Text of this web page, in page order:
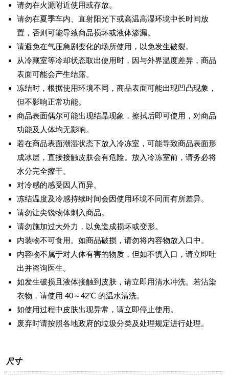
请勿在火源附近使用或存放。
请勿在夏季车内、直射阳光下或高温高湿环境中长时间放
置，否则可能导致商品损坏或液体渗漏。
请避免在气压急剧变化的场所使用，以免发生破裂。
从冷藏室等冷却状态取出使用时，因与外界温度差异，商品
表面可能会产生结露。
冻结时，根据使用环境不同，商品表面可能出现凹凸现象，
但不影响正常功能。
商品表面偶尔可能出现结晶现象，擦拭后即可使用，对商品
功能及人体均无影响。
若在商品表面潮湿状态下放入冷冻室，可能导致商品表面形
成冰层，直接接触皮肤会有危险。放入冷冻室前，请务必将
水分完全擦干。
对冷感的感受因人而异。
冻结温度及冷感持续时间会因使用环境不同而有所差异。
请勿让尖锐物体刺入商品。
请勿施加过大外力，以免造成损坏或变形。
内装物不可食用。如商品破损，请勿将内容物放入口中。
内容物不属于对人体有害的物质，但如不慎入口，请立即吐
出并咨询医生。
如发生破损且液体接触到皮肤，请立即用清水冲洗。若沾染
衣物，请使用 40～42℃ 的温水清洗。
如使用过程中皮肤出现异常，请立即停止使用。
废弃时请按照各地政府的垃圾分类及处理规定进行处理。
尺寸